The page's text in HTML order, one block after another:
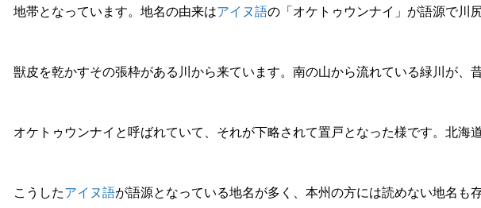
地帯となっています。地名の由来はアイヌ語の「オケトゥウンナイ」が語源で川
獣皮を乾かすその張枠がある川から来ています。南の山から流れている緑川が、
オケトゥウンナイと呼ばれていて、それが下略されて置戸となった様です。北海
こうしたアイヌ語が語源となっている地名が多く、本州の方には読めない地名も